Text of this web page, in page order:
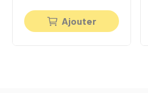
Ajouter